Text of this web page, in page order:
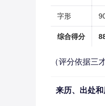
字形
综合得分
（评分依据三
来历、出处